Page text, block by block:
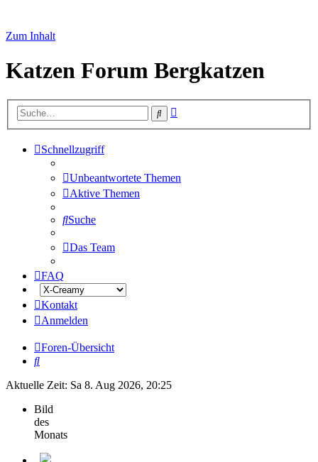
Zum Inhalt
Katzen Forum Bergkatzen
Suche
Schnellzugriff
Unbeantwortete Themen
Aktive Themen
Suche
Das Team
FAQ
Kontakt
Anmelden
Foren-Übersicht
Suche
Aktuelle Zeit: Sa 8. Aug 2026, 20:25
Bild
des
Monats